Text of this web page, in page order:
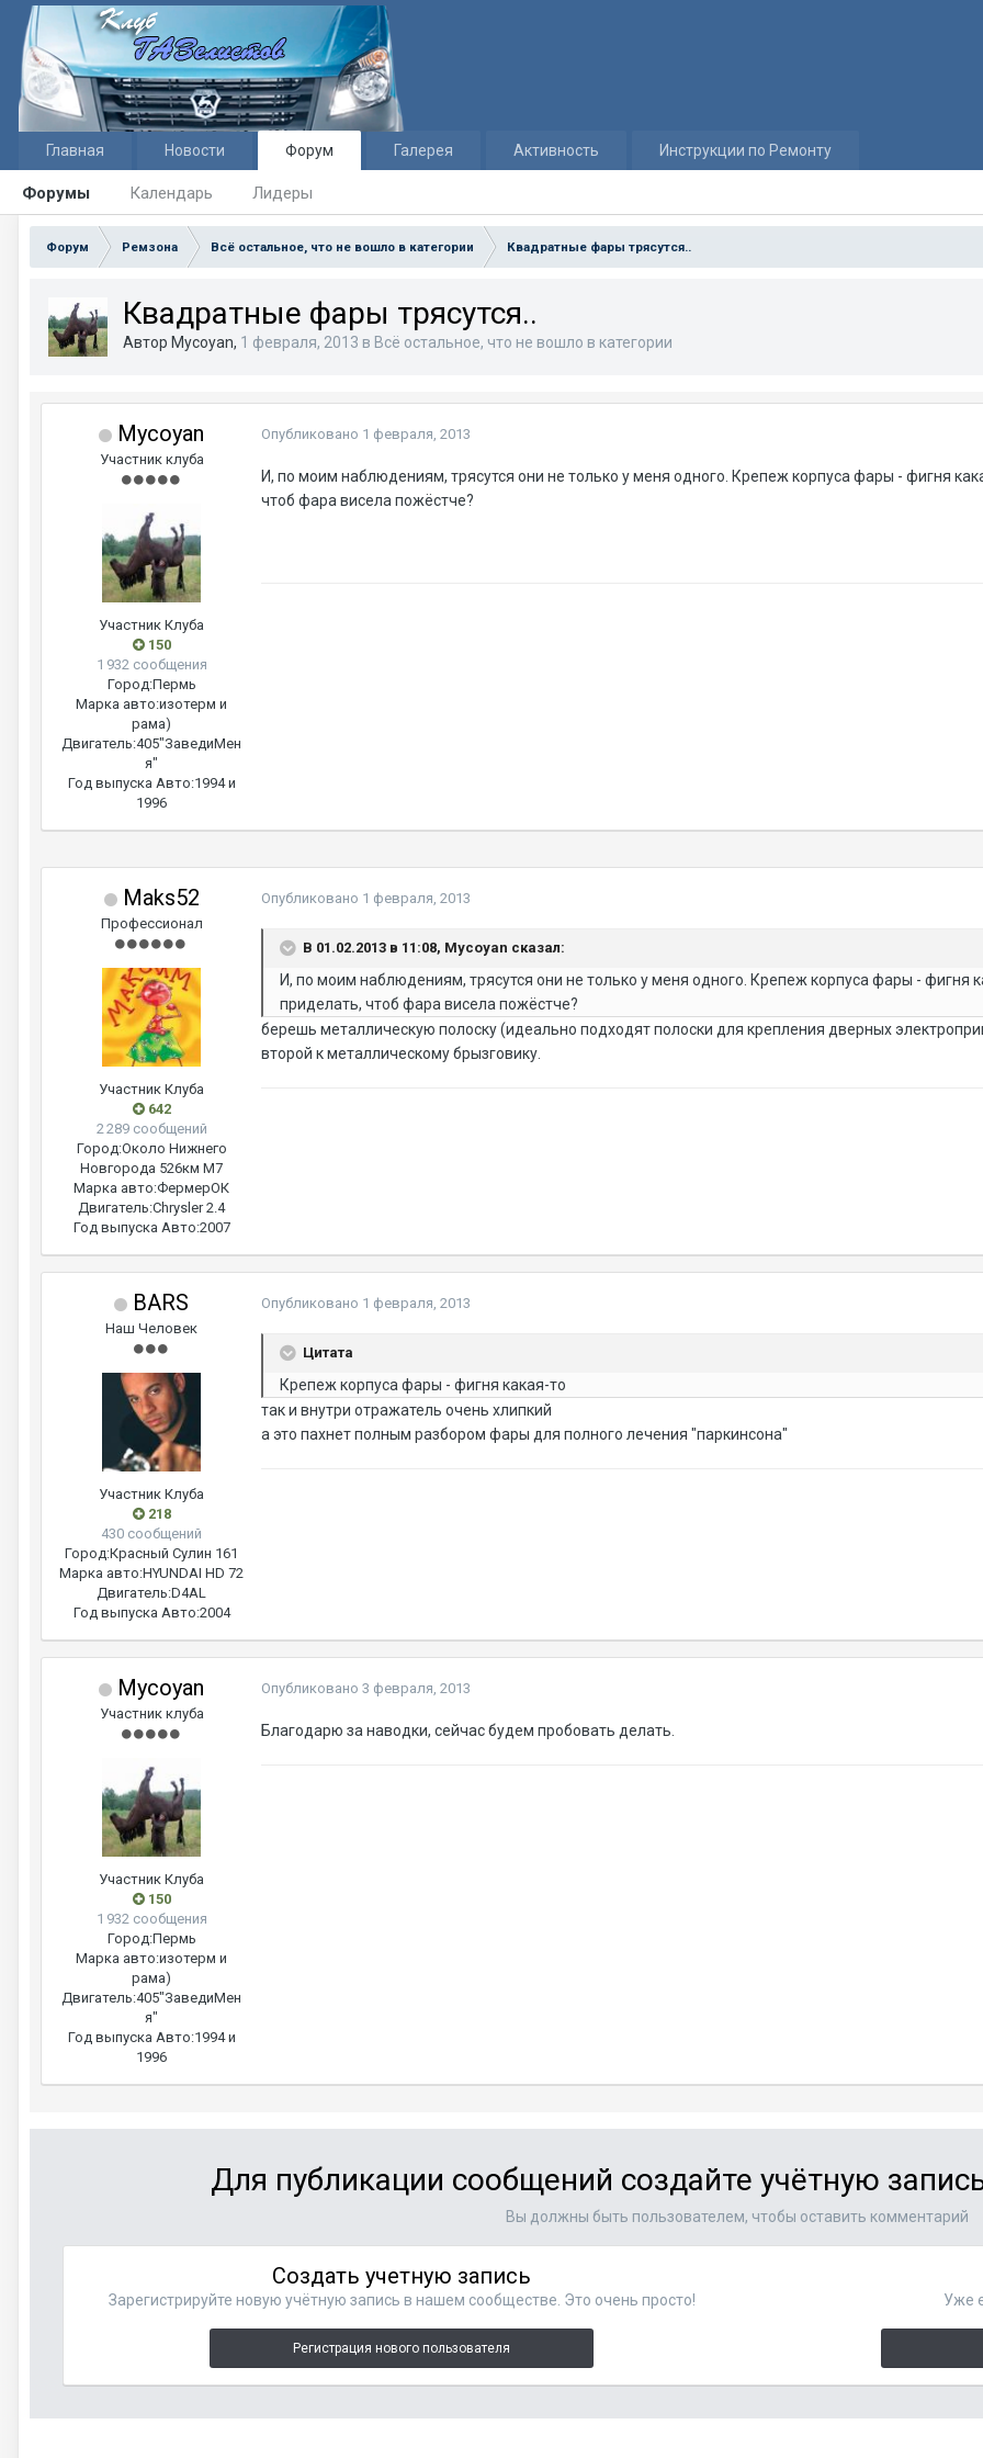
Главная Новости Форум
Форумы Календарь Лидеры
Галерея Активность Инструкции по Ремонту
Форум Ремзона Всё остальное, что не вошло в категории Квадратные фары трясутся..
Квадратные фары трясутся..
Автор Mycoyan, 1 февраля, 2013 в Всё остальное, что не вошло в категории
Mycoyan
Участник клуба
Участник Клуба
150
1 932 сообщения
Город:Пермь
Марка авто:изотерм и
рама)
Двигатель:405"ЗаведиМен
я"
Год выпуска Авто:1994 и
1996
Опубликовано 1 февраля, 2013
И, по моим наблюдениям, трясутся они не только у меня одного. Крепеж корпуса фары - фигня
чтоб фара висела пожёстче?
Maks52
Профессионал
Участник Клуба
642
2 289 сообщений
Город:Около Нижнего
Новгорода 526км М7
Марка авто:ФермерОК
Двигатель:Chrysler 2.4
Год выпуска Авто:2007
Опубликовано 1 февраля, 2013
В 01.02.2013 в 11:08, Mycoyan сказал:
И, по моим наблюдениям, трясутся они не только у меня одного. Крепеж корпуса фары - фигня
приделать, чтоб фара висела пожёстче?
берешь металлическую полоску (идеально подходят полоски для крепления дверных
второй к металлическому брызговику.
BARS
Наш Человек
Участник Клуба
218
430 сообщений
Город:Красный Сулин 161
Марка авто:HYUNDAI HD 72
Двигатель:D4AL
Год выпуска Авто:2004
Опубликовано 1 февраля, 2013
Цитата
Крепеж корпуса фары - фигня какая-то
так и внутри отражатель очень хлипкий
а это пахнет полным разбором фары для полного лечения "паркинсона"
Mycoyan
Участник клуба
Участник Клуба
150
1 932 сообщения
Город:Пермь
Марка авто:изотерм и
рама)
Двигатель:405"ЗаведиМен
я"
Год выпуска Авто:1994 и
1996
Опубликовано 3 февраля, 2013
Благодарю за наводки, сейчас будем пробовать делать.
Для публикации сообщений создайте учётную
Вы должны быть пользователем, чтобы оставить комментарий
Создать учетную запись
Зарегистрируйте новую учётную запись в нашем сообществе. Это очень просто!
Регистрация нового пользователя
Уже